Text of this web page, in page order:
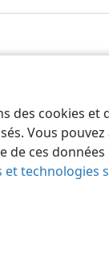
cookies
Vous
ces
et technologies
d’utilisation